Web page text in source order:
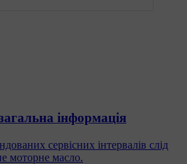
інформація
сервісних інтервалів слід
моторне масло.